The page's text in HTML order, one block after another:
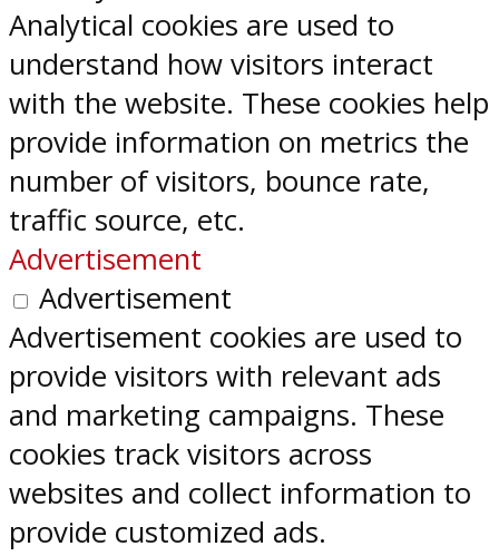
Analytical cookies are used to
understand how visitors interact
with the website. These cookies help
provide information on metrics the
number of visitors, bounce rate,
traffic source, etc.
Advertisement
Advertisement
Advertisement cookies are used to
provide visitors with relevant ads
and marketing campaigns. These
cookies track visitors across
websites and collect information to
provide customized ads.